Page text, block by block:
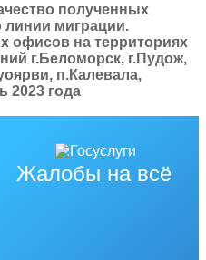
полученных
линии миграции.
офисов на территориях
г.Беломорск, г.Пудож,
п.Калевала,
2023 года
Жалобы на всё